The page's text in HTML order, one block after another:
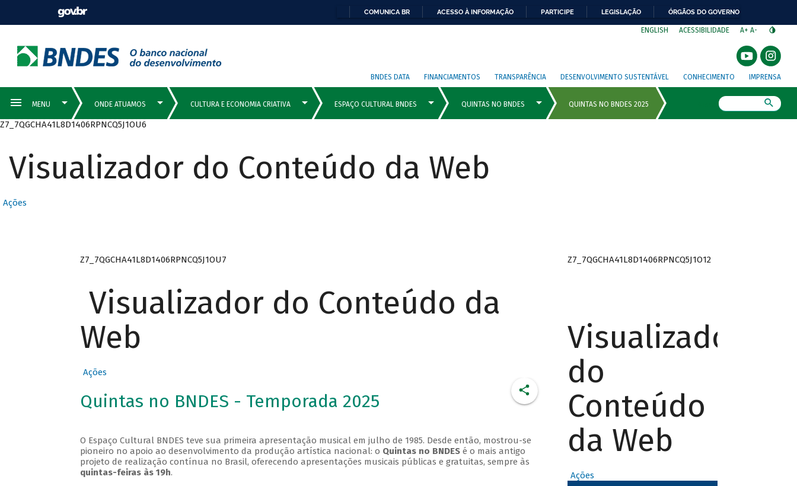
COMUNICA BR ACESSO À INFORMAÇÃO PARTICIPE LEGISLAÇÃO ÓRGÃOS DO GOVERNO
ENGLISH ACESSIBILIDADE A+ A-
BNDES DATA FINANCIAMENTOS TRANSPARÊNCIA DESENVOLVIMENTO SUSTENTÁVEL CONHECIMENTO IMPRENSA
Z7_7QGCHA41L8D1406RPNCQ5J1OU6
Visualizador do Conteúdo da Web
Ações
Z7_7QGCHA41L8D1406RPNCQ5J1OU7
Visualizador do Conteúdo da
Web
Ações
Quintas no BNDES - Temporada 2025
O Espaço Cultural BNDES teve sua primeira apresentação musical em julho de 1985. Desde então, mostrou-se
pioneiro no apoio ao desenvolvimento da produção artística nacional: o Quintas no BNDESé o mais antigo
projeto de realização contínua no Brasil, oferecendo apresentações musicais públicas e gratuitas, sempre às
quintas-feiras às 19h.
Z7_7QGCHA41L8D1406RPNCQ5J1O12
Visualizador
do
Conteúdo
da Web
Ações